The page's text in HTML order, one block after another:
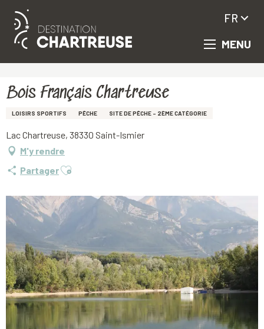
Aller
principal
MENU
FR
Bois Français Chartreuse
LOISIRS SPORTIFS PÊCHE SITE DE PÊCHE – 2ÈME CATÉGORIE
Lac Chartreuse, 38330 Saint-Ismier
M'y rendre
PartagerAjouter aux favoris